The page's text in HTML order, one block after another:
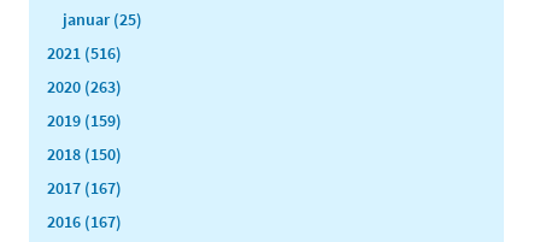
januar (25)
2021 (516)
2020 (263)
2019 (159)
2018 (150)
2017 (167)
2016 (167)